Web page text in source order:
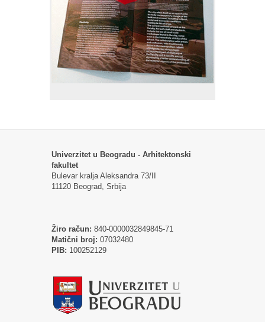
Univerzitet u Beogradu - Arhitektonski
fakultet
Bulevar kralja Aleksandra 73/II
11120 Beograd, Srbija
Žiro račun: 840-0000032849845-71
Matični broj: 07032480
PIB: 100252129